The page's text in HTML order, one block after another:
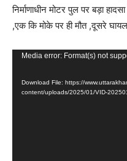
निर्माणाधीन मोटर पुल पर बड़ा
,एक कि मोके पर ही मौत ,दूसरे
Video
Media error: Format(s) not
Download File: https://
content/uploads/2025/01/VID-